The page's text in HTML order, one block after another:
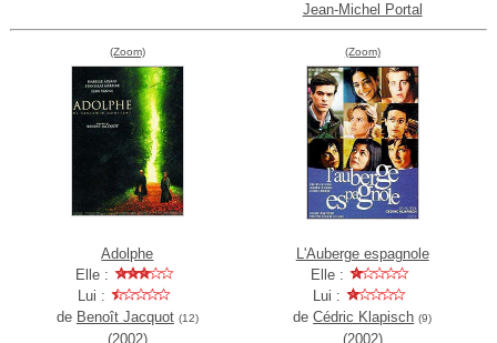
Jean-Michel Portal
(Zoom)
Adolphe
Elle :
Lui :
de Benoît Jacquot (12)
(2002)
(Zoom)
L'Auberge espagnole
Elle :
Lui :
deCédric Klapisch (9)
(2002)